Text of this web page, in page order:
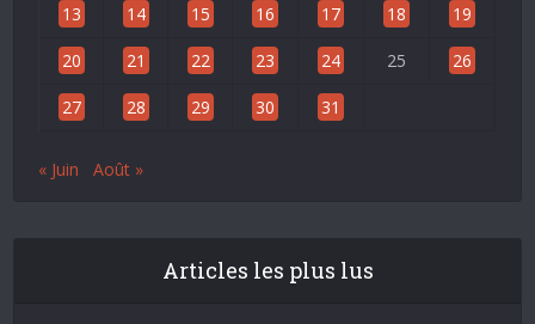
13 14 15 16 17 18 19
20 21 22 23 24 25 26
27 28 29 30 31
« Juin Août »
Articles les plus lus